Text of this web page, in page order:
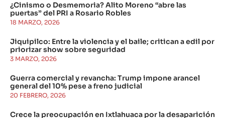
¿Cinismo o Desmemoria? Alito Moreno “abre las
puertas” del PRI a Rosario Robles
18 MARZO, 2026
Jiquipilco: Entre la violencia y el baile; critican a edil por
priorizar show sobre seguridad
3 MARZO, 2026
Guerra comercial y revancha: Trump impone arancel
general del 10% pese a freno judicial
20 FEBRERO, 2026
Crece la preocupación en Ixtlahuaca por la desaparición